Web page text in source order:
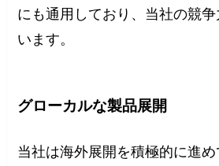
にも通用しており、当社の競
います。
グローカルな製品展開
当社は海外展開を積極的に進